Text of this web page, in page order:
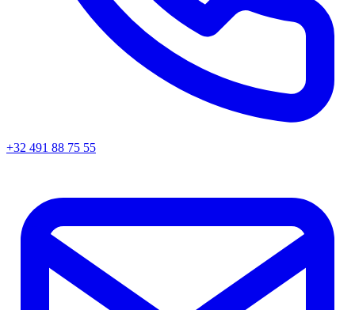
+32 491 88 75 55